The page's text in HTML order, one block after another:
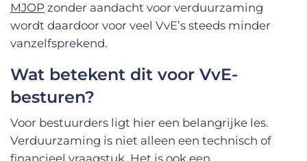
MJOP zonder aandacht voor verduurzaming
wordt daardoor voor veel VvE’s steeds minder
vanzelfsprekend.
Wat betekent dit voor VvE-
besturen?
Voor bestuurders ligt hier een belangrijke les.
Verduurzaming is niet alleen een technisch of